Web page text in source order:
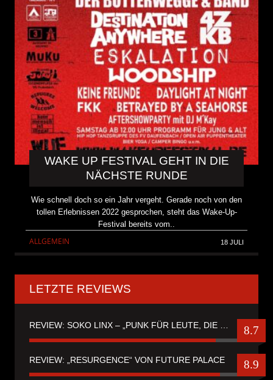
WAKE UP FESTIVAL GEHT IN DIE
NÄCHSTE RUNDE
Wie schnell doch so ein Jahr vergeht. Gerade noch von den
tollen Erlebnissen 2022 gesprochen, steht das Wake-Up-
Festival bereits vom..
ALLGEMEIN 18 JULI
LETZTE REVIEWS
REVIEW: SOKO LINX – „PUNK FÜR LEUTE, DIE PUNK HASZEN“ 8.7
REVIEW: „RESURGENCE“ VON FUTURE PALACE 8.9